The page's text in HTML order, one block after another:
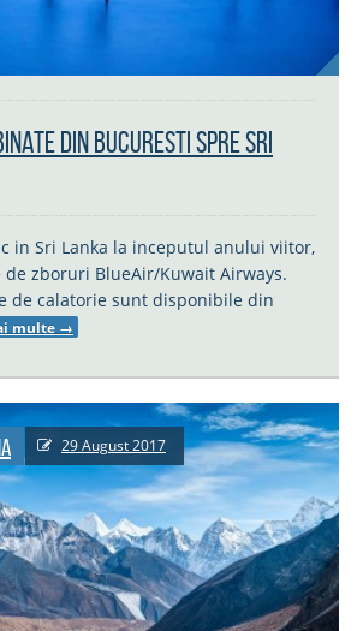
din Bucuresti spre Sri
in Sri Lanka la inceputul anului viitor,
zboruri BlueAir/Kuwait Airways.
de calatorie sunt disponibile din
multe →
29 August 2017